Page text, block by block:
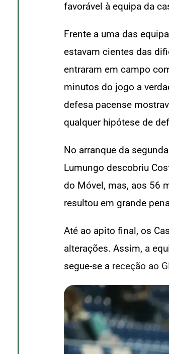
favorável à equipa da
Frente a uma das
estavam cientes das
entraram em campo
minutos do jogo a
defesa pacense
qualquer hipótese de
No arranque da
Lumungo descobriu
do Móvel, mas, aos 56
resultou em grande
Até ao apito final, os
alterações. Assim, a
segue-se a receção ao